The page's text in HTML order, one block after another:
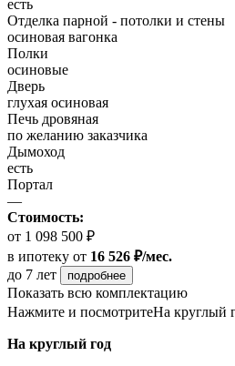
есть
Отделка парной - потолки и стены
осиновая вагонка
Полки
осиновые
Дверь
глухая осиновая
Печь дровяная
по желанию заказчика
Дымоход
есть
Портал
—
Стоимость:
от 1 098 500 ₽
в ипотеку от 16 526 ₽/мес.
до 7 лет
подробнее
Показать всю комплектацию
Нажмите и посмотритеНа круглый
На круглый год